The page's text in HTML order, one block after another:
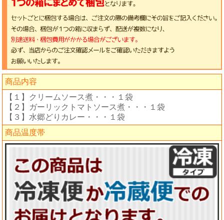
商品内容
【１】クリームソース煮・・・１袋
【２】ガーリックトマトソース煮・・・１袋
【３】水郷どりカレー・・・１袋
商品温度帯